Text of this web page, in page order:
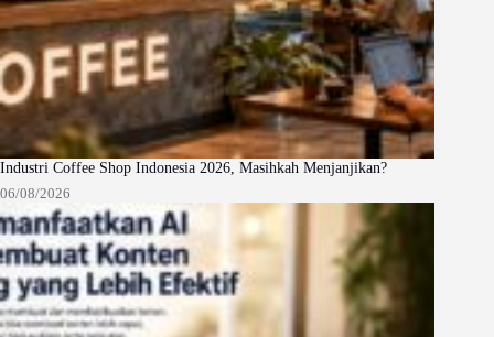
Industri Coffee Shop Indonesia 2026, Masihkah Menjanjikan?
06/08/2026